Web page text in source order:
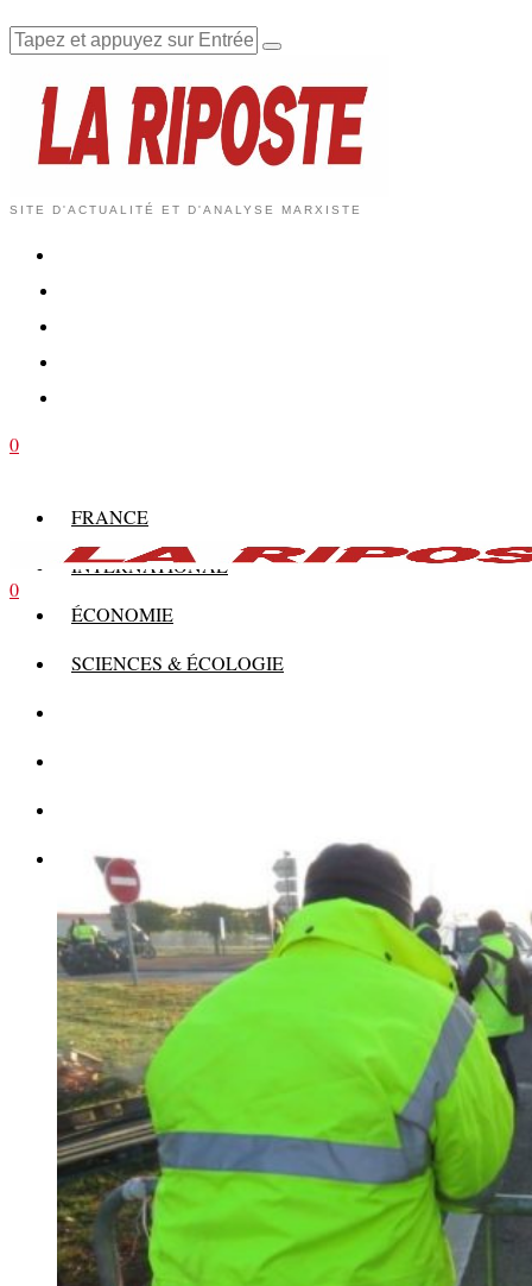
SITE D'ACTUALITÉ ET D'ANALYSE MARXISTE
0
FRANCE
INTERNATIONAL
ÉCONOMIE
SCIENCES & ÉCOLOGIE
MULTIMÉDIAS
0